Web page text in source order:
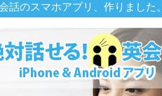
話のスマホアプリ、作りました。